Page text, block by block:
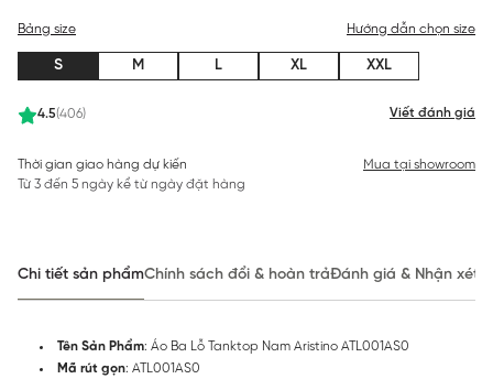
4.5(406) Viết đánh giá
Bảng size Hướng dẫn chọn size
S M L XL XXL
Thời gian giao hàng dự kiến
Từ 3 đến 5 ngày kể từ ngày đặt hàng
Mua tại showroom
Chi tiết sản phẩmChính sách đổi & hoàn trảĐánh giá & Nhận xét
Tên Sản Phẩm: Áo Ba Lỗ Tanktop Nam Aristino ATL001AS0
Mã rút gọn: ATL001AS0